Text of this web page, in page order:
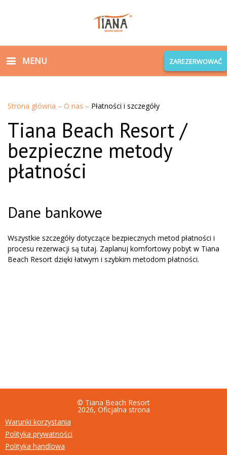
MENU ZAREZERWOWAĆ
Strona główna – O nas – Płatności i szczegóły
Tiana Beach Resort /
bezpieczne metody
płatności
Dane bankowe
Wszystkie szczegóły dotyczące bezpiecznych metod płatności i
procesu rezerwacji są tutaj. Zaplanuj komfortowy pobyt w Tiana
Beach Resort dzięki łatwym i szybkim metodom płatności.
© Tiana Beach Resort
2026, Oficjalna strona
Warunki korzystania
Polityka prywatności
Polityka handlowa